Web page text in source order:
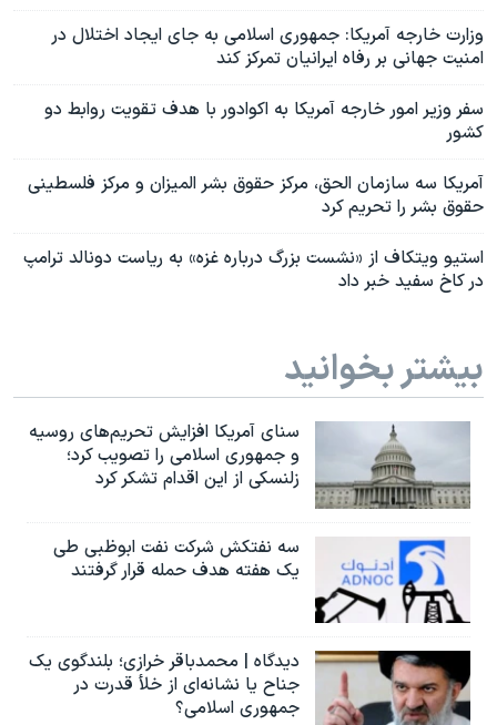
وزارت خارجه آمریکا: جمهوری اسلامی به جای ایجاد اختلال در
امنیت جهانی بر رفاه ایرانیان تمرکز کند
سفر وزیر امور خارجه آمریکا به اکوادور با هدف تقویت روابط دو
کشور
آمریکا سه سازمان الحق، مرکز حقوق بشر المیزان و مرکز فلسطینی
حقوق بشر را تحریم کرد
استیو ویتکاف از «نشست بزرگ درباره غزه» به ریاست دونالد ترامپ
در کاخ سفید خبر داد
بیشتر بخوانید
سنای آمریکا افزایش تحریم‌های روسیه
و جمهوری اسلامی را تصویب کرد؛
زلنسکی از این اقدام تشکر کرد
سه نفتکش شرکت نفت ابوظبی طی
یک هفته هدف حمله قرار گرفتند
دیدگاه | محمدباقر خرازی؛ بلندگوی یک
جناح یا نشانه‌ای از خلأ قدرت در
جمهوری اسلامی؟